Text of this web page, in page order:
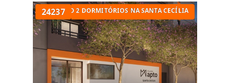
24237
APARTAMENTO 2 DORMITÓRIOS NA SANTA CECÍLIA